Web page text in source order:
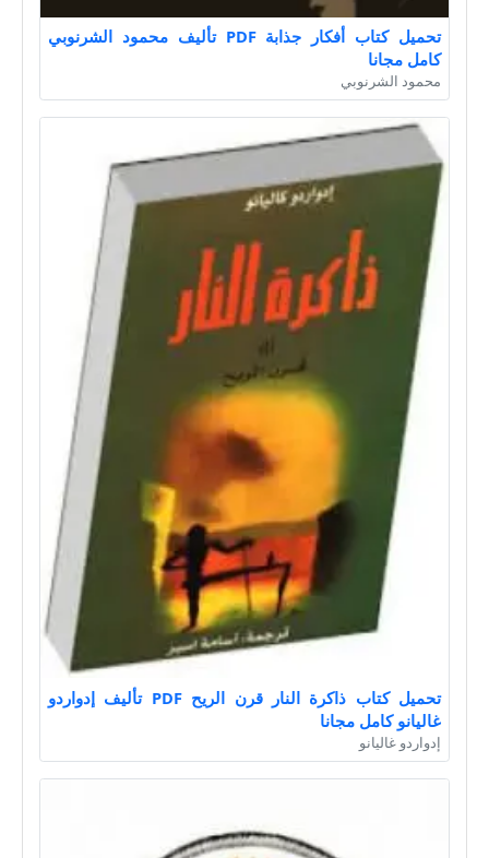
تحميل كتاب أفكار جذابة PDF تأليف محمود الشرنوبي
كامل مجانا
محمود الشرنوبي
تحميل كتاب ذاكرة النار قرن الريح PDF تأليف إدواردو
غاليانو كامل مجانا
إدواردو غاليانو